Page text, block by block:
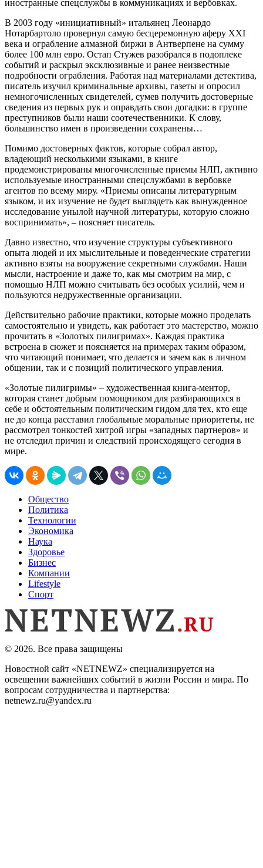
иностранные спецслужбы в коммуникациях и вербовках.
В 2003 году «инициативный» итальянец Леонардо
Нотарбартоло провернул самую бесцеремонную аферу XXI
века и ограбление алмазной биржи в Антверпене на сумму
более 100 млн евро. Остап Стужев разобрался в подоплеке
событий и раскрыл эксклюзивные и ранее неизвестные
подробности ограбления. Работая над материалами детектива,
писатель изучил криминальные архивы, газеты и опросил
немногочисленных свидетелей, сумев получить достоверные
сведения из первых рук и оправдать свои догадки: в группе
преступников были наши соотечественники. К слову,
большинство имен в произведении сохранены…
Помимо достоверных фактов, которые собрал автор,
владеющий несколькими языками, в книге
продемонстрированы многочисленные приемы НЛП, активно
используемые иностранными спецслужбами в вербовке
агентов по всему миру. «Приемы описаны литературным
языком, и их изучение не будет выглядеть как вынужденное
исследование унылой научной литературы, которую сложно
воспринимать», – поясняет писатель.
Давно известно, что изучение структуры субъективного
опыта людей и их мыслительные и поведенческие стратегии
активно взяты на вооружение секретными службами. Наши
мысли, настроение и даже то, как мы смотрим на мир, с
помощью НЛП можно считывать без особых усилий, чем и
пользуются недружественные организации.
Действительно рабочие практики, которые можно проделать
самостоятельно и увидеть, как работает это мастерство, можно
прочитать в «Золотых пилигримах». Каждая практика
встроена в сюжет и поясняется на примерах таким образом,
что читающий понимает, что делается и зачем как в личном
общении, так и с позиций политического управления.
«Золотые пилигримы» – художественная книга-ментор,
которая станет добрым помощником для разбирающихся в
себе и обстоятельным политическим гидом для тех, кто еще
не до конца расставил глобальные моральные приоритеты, не
рассмотрел тонкостей хитрой игры «западных партнеров» и
не отследил причин и следствий происходящего сегодня в
мире.
Общество
Политика
Технологии
Экономика
Наука
Здоровье
Бизнес
Компании
Lifestyle
Спорт
© 2026. Все права защищены
Новостной сайт «NETNEWZ» специализируется на
освещении важнейших событий в жизни России и мира. По
вопросам сотрудничества и партнерства:
netnewz.ru@yandex.ru